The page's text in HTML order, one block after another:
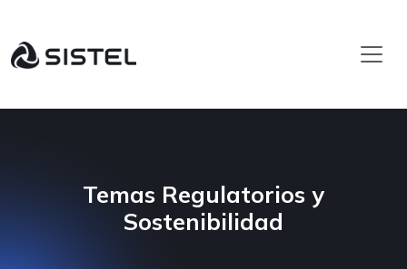
Temas Regulatorios y
Sostenibilidad